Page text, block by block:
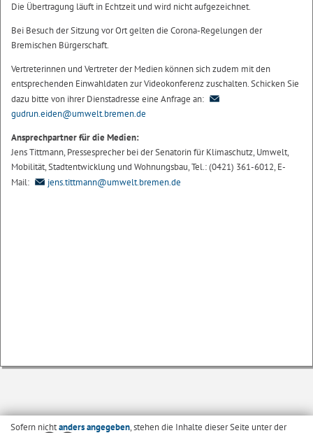
Die Übertragung läuft in Echtzeit und wird nicht aufgezeichnet.
Bei Besuch der Sitzung vor Ort gelten die Corona-Regelungen der
Bremischen Bürgerschaft.
Vertreterinnen und Vertreter der Medien können sich zudem mit den
entsprechenden Einwahldaten zur Videokonferenz zuschalten. Schicken Sie
dazu bitte von ihrer Dienstadresse eine Anfrage an:
gudrun.eiden@umwelt.bremen.de
Ansprechpartner für die Medien:
Jens Tittmann, Pressesprecher bei der Senatorin für Klimaschutz, Umwelt,
Mobilität, Stadtentwicklung und Wohnungsbau, Tel.: (0421) 361-6012, E-
Mail:
jens.tittmann@umwelt.bremen.de
Sofern nichtanders angegeben, stehen die Inhalte dieser Seite unter der